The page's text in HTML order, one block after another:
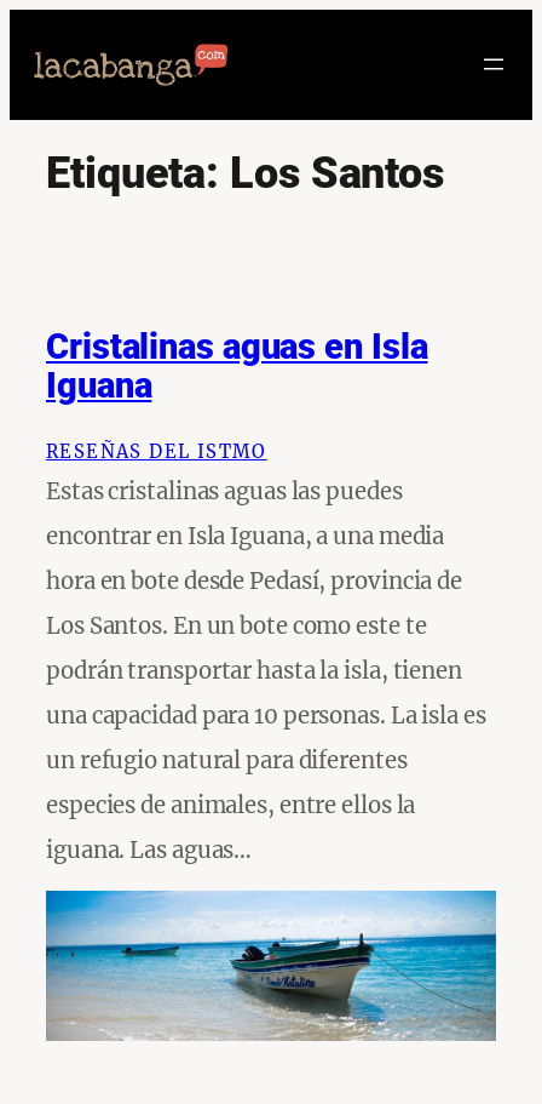
Etiqueta: Los Santos
Cristalinas aguas en Isla
Iguana
RESEÑAS DEL ISTMO
Estas cristalinas aguas las puedes
encontrar en Isla Iguana, a una media
hora en bote desde Pedasí, provincia de
Los Santos. En un bote como este te
podrán transportar hasta la isla, tienen
una capacidad para 10 personas. La isla es
un refugio natural para diferentes
especies de animales, entre ellos la
iguana. Las aguas…